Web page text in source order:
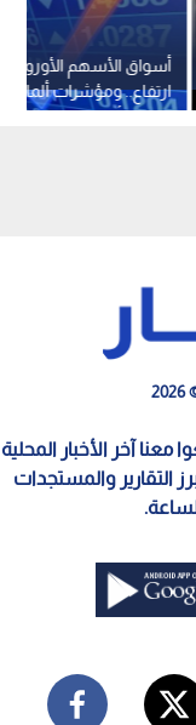
أسواق الأسهم
ارتفاع.. ومؤشرات ألمانيا
تسجل أرقاما قياسية
ضد ترمب في
ترمب للطعن في